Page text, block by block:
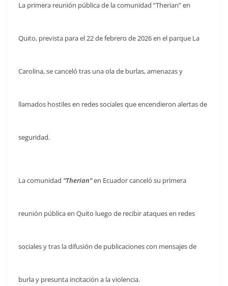
La primera reunión pública de la comunidad “Therian” en
Quito, prevista para el 22 de febrero de 2026 en el parque La
Carolina, se canceló tras una ola de burlas, amenazas y
llamados hostiles en redes sociales que encendieron alertas de
seguridad.
La comunidad “Therian”en Ecuador canceló su primera
reunión pública en Quito luego de recibir ataques en redes
sociales y tras la difusión de publicaciones con mensajes de
burla y presunta incitación a la violencia.